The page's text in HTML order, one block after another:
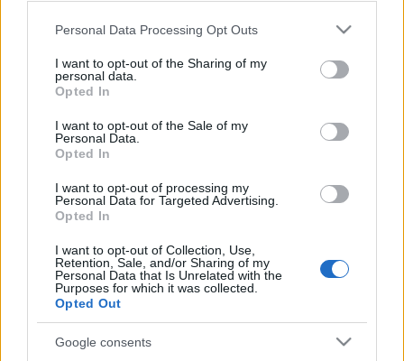
rechazar tal procesamiento. Puede cambiar sus preferencias
a este sitio y haciendo clic en el botón "Privacidad" en la
parte inferior de la página web.
Please note that this website/app uses one or more Google
services and may gather and store information including but
not limited to your visit or usage behaviour. You may click to
use your data for below specified purposes in below Google
consent section.
Personal Data Processing Opt Outs
I want to opt-out of the Sharing of my
personal data.
Opted In
I want to opt-out of the Sale of my
Personal Data.
Opted In
I want to opt-out of processing my
Personal Data for Targeted Advertising.
Opted In
I want to opt-out of Collection, Use,
Retention, Sale, and/or Sharing of my
Personal Data that Is Unrelated with the
Purposes for which it was collected.
Opted Out
Google consents
Un paseo por las Flores y Frutos
de la Comarca de Tomelloso
07/08/2026
Un mercado medieval de
artesanía pura en la 30ª edición
07/08/2026
El Festival Internacional de Cine
de Almagro celebra este sábado
la gala de su novena edición
07/08/2026